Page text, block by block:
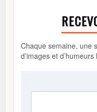
Chaque semaine, une
d’images et d’humeurs